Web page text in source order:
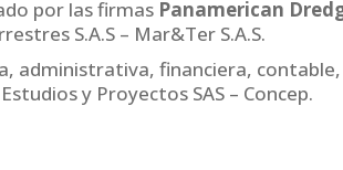
por las firmas Panamerican
S.A.S – Mar&Ter S.A.S.
administrativa, financiera,
y Proyectos SAS – Concep.